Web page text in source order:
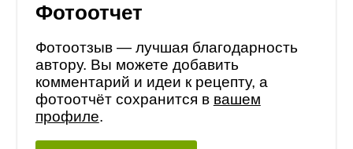
Фотоотчет
Фотоотзыв — лучшая благодарность
автору. Вы можете добавить
комментарий и идеи к рецепту, а
фотоотчёт сохранится в вашем
профиле.